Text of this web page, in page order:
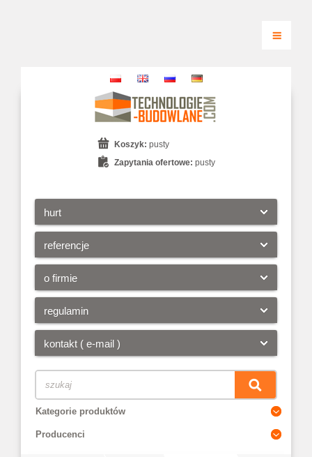
hurt
referencje
o firmie
regulamin
kontakt ( e-mail )
Koszyk: pusty
Zapytania ofertowe: pusty
Kategorie produktów
Producenci